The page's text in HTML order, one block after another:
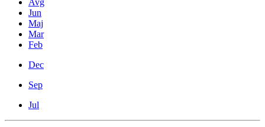
Jun
Maj
Mar
Feb
Dec
Sep
Jul